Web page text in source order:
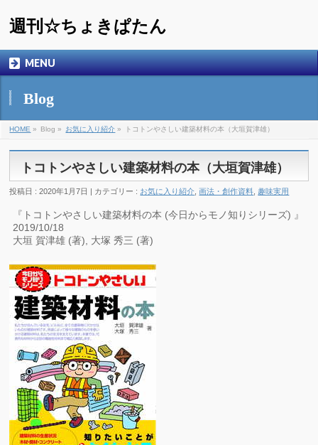
週刊☆ちょきぱたん
MENU
Blog
HOME » Blog » お気に入り紹介 » トコトンやさしい建築材料の本（大垣賀津雄）
トコトンやさしい建築材料の本（大垣賀津雄）
投稿日 : 2020年1月7日 | カテゴリー : お気に入り紹介 ,画法・創作資料 ,趣味実用
『トコトンやさしい建築材料の本 (今日からモノ知りシリーズ) 』
2019/10/18
大垣 賀津雄 (著), 大塚 秀三 (著)